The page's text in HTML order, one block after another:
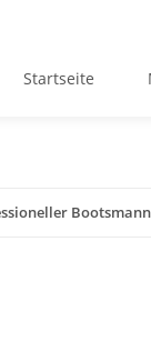
Startseite